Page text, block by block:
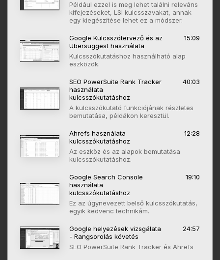
Például ezzel is meg lehet találni releváns
kifejezéseket, LSI kulcsszavakat, annak
egy kiegészítése lehet ez a módszer.
Google Kulcsszótervező és az
Ubersuggest használata
15:09
Kulcsszókutatáshoz használható alap
eszközök.
SEO PowerSuite Rank Tracker
használata
kulcsszókutatáshoz
40:03
A kulcsszókutató funkciójának részletes
bemutatása, példákon keresztül.
Ahrefs használata
kulcsszókutatáshoz
12:28
Az eszköz és az alapok bemutatása
kulcsszókutatáshoz.
Google Search Console
használata
kulcsszókutatáshoz
19:10
Ez az úgynevezett belső kulcsszókutatás,
egyik kedvenc technikám.
Google helyezések vizsgálata
- Rangsorolás követés
24:57
SEO PowerSuite Rank Tracker és Ahrefs